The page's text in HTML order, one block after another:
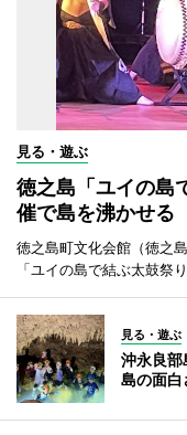
見る・遊ぶ
徳之島「ユイの
催で島を沸かせる
徳之島町文化会館（徳之
「ユイの島で結ぶ太鼓祭
見る・遊ぶ
沖永良
島の面白